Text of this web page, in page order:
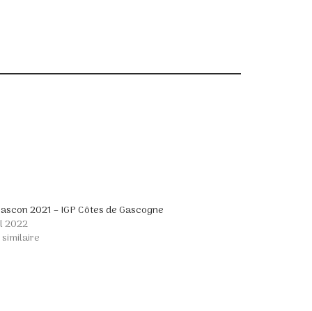
2021 – IGP Côtes de Gascogne
2022